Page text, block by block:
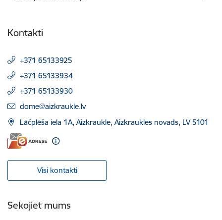
Kontakti
+371 65133925
+371 65133934
+371 65133930
E-pasts:
dome@aizkraukle.lv
Lāčplēša iela 1A, Aizkraukle, Aizkraukles novads, LV 5101
Visi kontakti
Sekojiet mums